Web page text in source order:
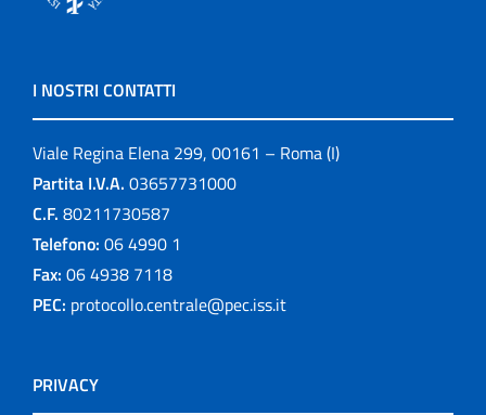
I NOSTRI CONTATTI
Viale Regina Elena 299, 00161 – Roma (I)
Partita I.V.A. 03657731000
C.F. 80211730587
Telefono: 06 4990 1
Fax: 06 4938 7118
PEC: protocollo.centrale@pec.iss.it
PRIVACY